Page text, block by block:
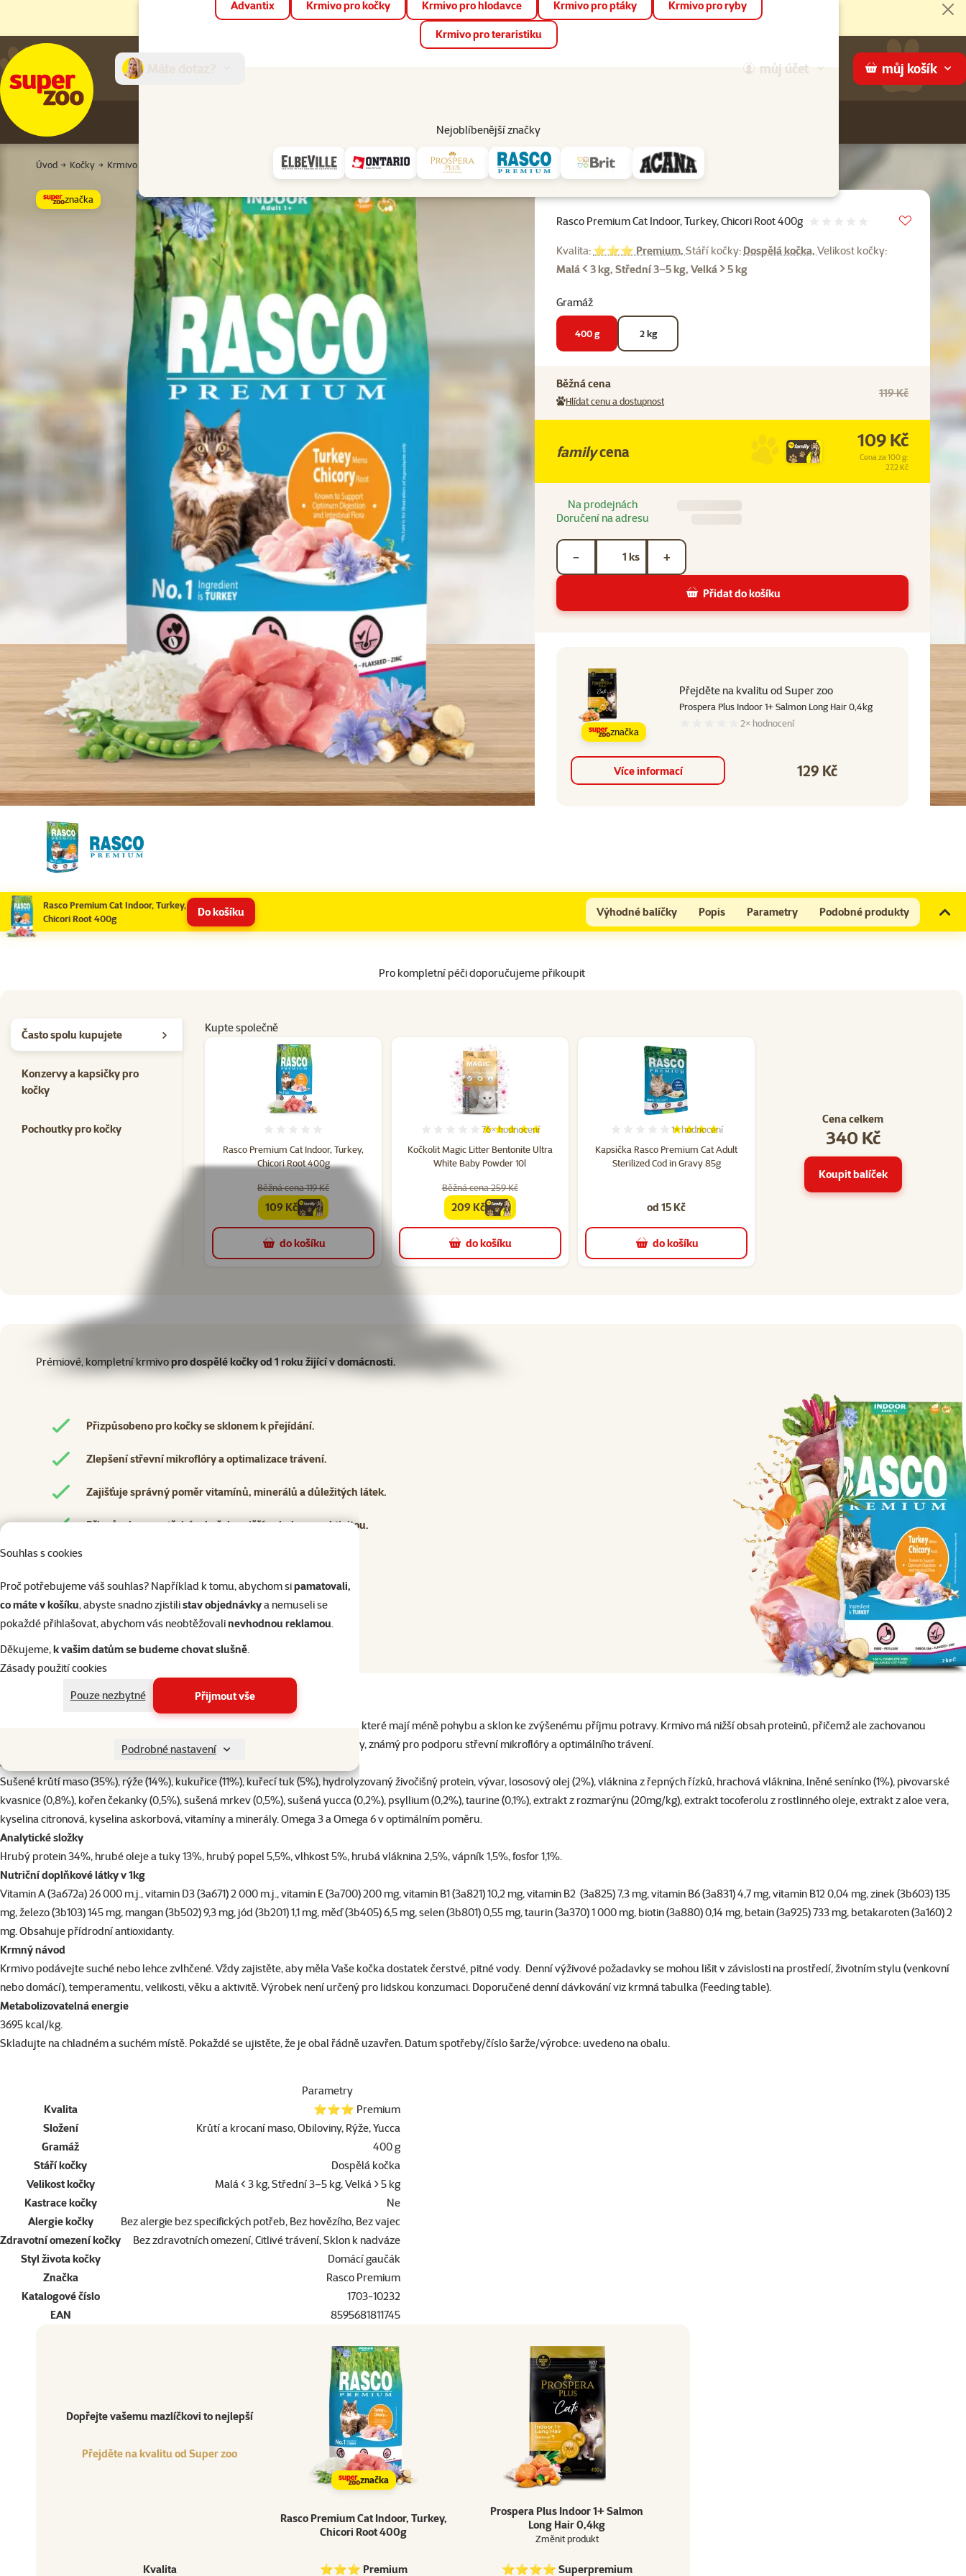
📱 Stáhněte si novou aplikaci Super zoo.Více informací
Souhlas s cookies
Proč potřebujeme váš souhlas? Například k tomu, abychom sipamatovali,
co máte v košíku, abyste snadno zjistilistav objednávkya nemuseli se
pokaždé přihlašovat, abychom vás neobtěžovalinevhodnou reklamou.
Děkujeme,k vašim datům se budeme chovat slušně.
Zásady použití cookies
Pouze nezbytné
Přijmout vše
Podrobné nastavení
můj účet můj košík
Advantix Krmivo pro kočky Krmivo pro hlodavce Krmivo pro ptáky Krmivo pro ryby
Krmivo pro teraristiku
Nejoblíbenější značky
Prodejny Služby
Úvod Kočky Krmivo a pamlsky Pro dospělé kočky Rasco Premium Cat Indoor, Turkey, Chicori Root 400g
Rasco Premium Cat Indoor, Turkey, Chicori Root 400g
Hodnocení 0%
Kvalita: ⭐⭐⭐ Premium, Stáří kočky: Dospělá kočka, Velikost kočky:
Malá < 3 kg, Střední 3–5 kg, Velká > 5 kg
Gramáž
400 g 2 kg
Běžná cena
Hlídat cenu a dostupnost
119 Kč
familycena
109 Kč
Cena za 100 g:
27,2 Kč
Na prodejnách
Doručení na adresu
ks
− +
Přidat do košíku
Přejděte na kvalitu od Super zoo
Prospera Plus Indoor 1+ Salmon Long Hair 0,4kg
značka Hodnocení 0%, počet hodnocení: 2
2× hodnocení
Více informací Cena
129 Kč
značka
Rasco Premium Cat Indoor, Turkey,
Chicori Root 400g
Do košíku Výhodné balíčky Popis Parametry Podobné produkty
Pro kompletní péči doporučujeme přikoupit
Často spolu kupujete
Konzervy a kapsičky pro
kočky
Pochoutky pro kočky
Kupte společně
Rasco Premium Cat Indoor, Turkey,
Chicori Root 400g
Běžná cena 119 Kč
familycena
109 Kč
do košíku
Kočkolit Magic Litter Bentonite Ultra
White Baby Powder 10l
Hodnocení 97%, počet hodnocení: 76
76×hodnocení
Běžná cena 259 Kč
familycena
209 Kč
do košíku
Kapsička Rasco Premium Cat Adult
Sterilized Cod in Gravy 85g
Hodnocení 80%, počet hodnocení: 1
1×hodnocení
od 15 Kč
do košíku
Cena celkem
340 Kč
Koupit balíček
superzoo.product.detail.content
Prémiové, kompletní krmivopro dospělé kočky od 1 rokužijící v domácnosti.
Přizpůsobeno pro kočky se sklonem k přejídání.
Zlepšení střevní mikroflóry a optimalizace trávení.
Zajišťuje správný poměr vitamínů, minerálů a důležitých látek.
Přizpůsobeno potřebám koček s nižší pohybovou aktivitou.
Porovnejte Rasco Premium s vaším krmivem
, které mají méně pohybu a sklon ke zvýšenému příjmu potravy. Krmivo má nižší obsah proteinů, přičemž ale zachovanou
potřebnou hladinu všech důležitých živin a minerálů. Obsahuje kořen čekanky, známý pro podporu střevní mikroflóry a optimálního trávení.
Složení
Sušené krůtí maso (35%), rýže (14%), kukuřice (11%), kuřecí tuk (5%), hydrolyzovaný živočišný protein, vývar, lososový olej (2%), vláknina z řepných řízků, hrachová vláknina, lněné senínko (1%), pivovarské
kvasnice (0,8%), kořen čekanky (0,5%), sušená mrkev (0,5%), sušená yucca (0,2%), psyllium (0,2%), taurine (0,1%), extrakt z rozmarýnu (20mg/kg), extrakt tocoferolu z rostlinného oleje, extrakt z aloe vera,
kyselina citronová, kyselina askorbová, vitamíny a minerály. Omega 3 a Omega 6 v optimálním poměru.
Analytické složky
Hrubý protein 34%, hrubé oleje a tuky 13%, hrubý popel 5,5%, vlhkost 5%, hrubá vláknina 2,5%, vápník 1,5%, fosfor 1,1%.
Nutriční doplňkové látky v 1kg
Vitamin A (3a672a) 26 000 m.j., vitamin D3 (3a671) 2 000 m.j., vitamin E (3a700) 200 mg, vitamin B1 (3a821) 10,2 mg, vitamin B2 (3a825) 7,3 mg, vitamin B6 (3a831) 4,7 mg, vitamin B12 0,04 mg, zinek (3b603) 135
mg, železo (3b103) 145 mg, mangan (3b502) 9,3 mg, jód (3b201) 1,1 mg, měď (3b405) 6,5 mg, selen (3b801) 0,55 mg, taurin (3a370) 1 000 mg, biotin (3a880) 0,14 mg, betain (3a925) 733 mg, betakaroten (3a160) 2
mg. Obsahuje přídrodní antioxidanty.
Krmný návod
Krmivo podávejte suché nebo lehce zvlhčené. Vždy zajistěte, aby měla Vaše kočka dostatek čerstvé, pitné vody. Denní výživové požadavky se mohou lišit v závislosti na prostředí, životním stylu (venkovní
nebo domácí), temperamentu, velikosti, věku a aktivitě. Výrobek není určený pro lidskou konzumaci. Doporučené denní dávkování viz krmná tabulka (Feeding table).
Metabolizovatelná energie
3695 kcal/kg.
Skladujte na chladném a suchém místě. Pokaždé se ujistěte, že je obal řádně uzavřen. Datum spotřeby/číslo šarže/výrobce: uvedeno na obalu.
Parametry
Kvalita
⭐⭐⭐ Premium
Složení
Krůtí a krocaní maso, Obiloviny, Rýže, Yucca
Gramáž
400 g
Stáří kočky
Dospělá kočka
Velikost kočky
Malá < 3 kg, Střední 3–5 kg, Velká > 5 kg
Kastrace kočky
Ne
Alergie kočky
Bez alergie bez specifických potřeb, Bez hovězího, Bez vajec
Zdravotní omezení kočky
Bez zdravotních omezení, Citlivé trávení, Sklon k nadváze
Styl života kočky
Domácí gaučák
Značka
Rasco Premium
Katalogové číslo
1703-10232
EAN
8595681811745
Produkt
Dopřejte vašemu mazlíčkovi to nejlepší
Přejděte na kvalitu od Super zoo
značka
Rasco Premium Cat Indoor, Turkey,
Chicori Root 400g
Prospera Plus Indoor 1+ Salmon
Long Hair 0,4kg
Změnit produkt
Kvalita ⭐⭐⭐ Premium ⭐⭐⭐⭐ Superpremium